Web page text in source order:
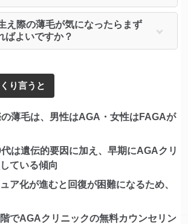
え際の薄毛が気になったらまず
ばよいですか？
り言うと
薄毛は、男性はAGA・女性はFAGAが
は遺伝的要因に加え、早期にAGAクリ
ている傾向
ア化が進むと回復が困難になるため、
でAGAクリニックの無料カウンセリン